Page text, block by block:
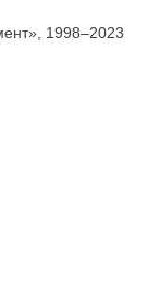
1998–2023